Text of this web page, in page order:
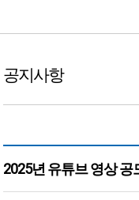
공지사항
2025년 유튜브 영상 공